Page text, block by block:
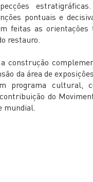
pontuais e
feitas as orientações
restauro.
construção
da área de
programa cultural,
do
mundial.